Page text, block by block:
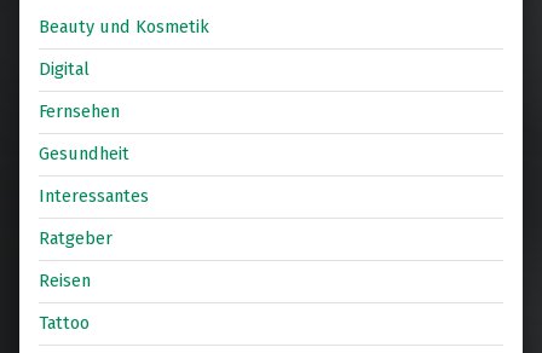
Beauty und Kosmetik
Digital
Fernsehen
Gesundheit
Interessantes
Ratgeber
Reisen
Tattoo